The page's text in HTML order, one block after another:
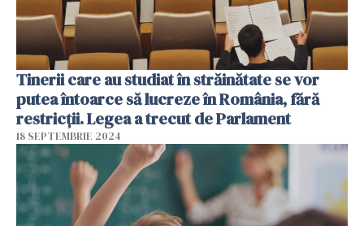
Tinerii care au studiat în străinătate se vor
putea întoarce să lucreze în România, fără
restricții. Legea a trecut de Parlament
18 SEPTEMBRIE 2024